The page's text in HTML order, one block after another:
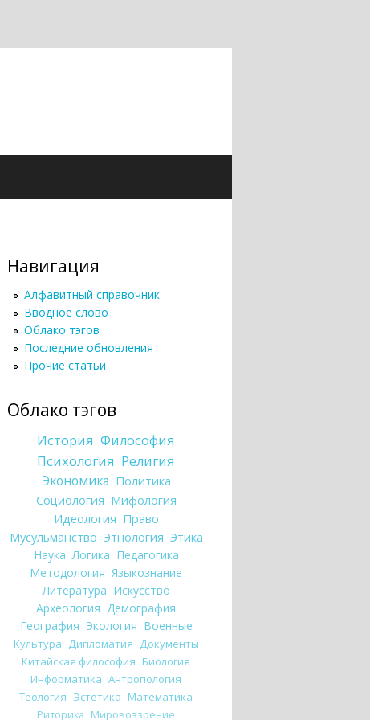
Навигация
Алфавитный справочник
Вводное слово
Облако тэгов
Последние обновления
Прочие статьи
Облако тэгов
История Философия
Психология Религия
Экономика Политика
Социология Мифология
Идеология Право
Мусульманство Этнология Этика
Наука Логика Педагогика
Методология Языкознание
Литература Искусство
Археология Демография
География Экология Военные
Культура Дипломатия Документы
Китайская философия Биология
Информатика Антропология
Теология Эстетика Математика
Риторика Мировоззрение